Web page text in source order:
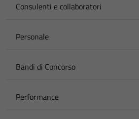
Consulenti e collaboratori
Personale
Bandi di Concorso
Performance